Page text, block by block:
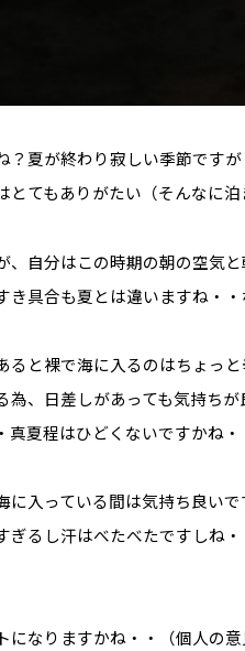
？夏が終わり寂しい季節です
てもありがたい（そんなに泊
、自分はこの時期の朝の空気
き具合も夏とは違いますね・・
ると裸で海に入るのはちょっ
、日差しがあっても気持ちが
真夏程はひどくないですかね・
に入っている間は気持ち良い
ぎるし汗はべたべたですしね・
なりますかね・・（個人の意